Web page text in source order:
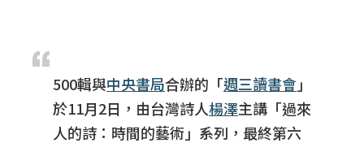
500輯與中央書局合辦的「週三讀書會」
於11月2日，由台灣詩人楊澤主講「過來
人的詩：時間的藝術」系列，最終第六